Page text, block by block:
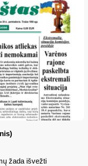
žada išvežti